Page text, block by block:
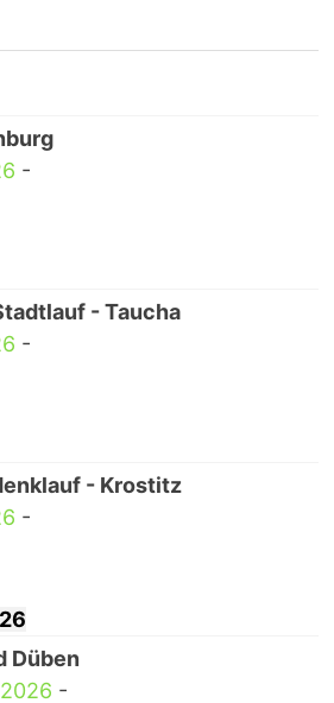
-
- Taucha
-
- Krostitz
-
Düben
-